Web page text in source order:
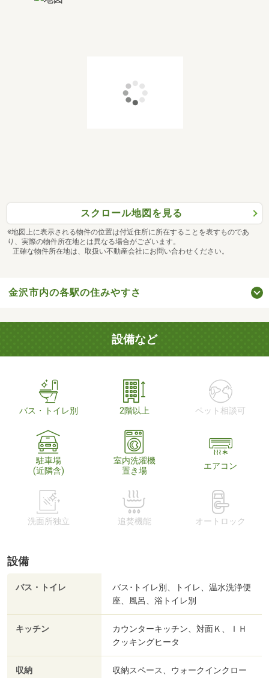
スクロール地図を見る
※地図上に表示される物件の位置は付近住所に所在することを表すものであ
り、実際の物件所在地とは異なる場合がございます。
正確な物件所在地は、取扱い不動産会社にお問い合わせください。
金沢市内の各駅の住みやすさ
設備など
バス・トイレ別 2階以上 ペット相談可
駐車場
(近隣含)
室内洗濯機
置き場
エアコン
洗面所独立 追焚機能 オートロック
設備
バス・トイレ
バス･トイレ別、トイレ、温水洗浄便
座、風呂、浴トイレ別
キッチン
カウンターキッチン、対面Ｋ、ＩＨ
クッキングヒータ
収納
収納スペース、ウォークインクロー